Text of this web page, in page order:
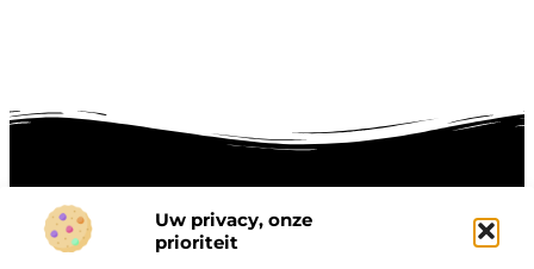
Uw privacy, onze
prioriteit
Onze informatie